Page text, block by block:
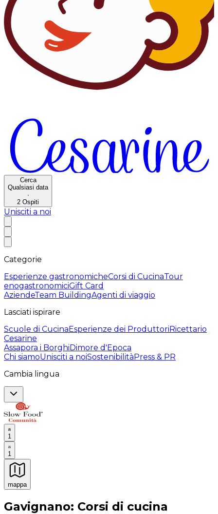
Cerca
Qualsiasi data
·
2 Ospiti
Unisciti a noi
Categorie
Esperienze gastronomicheCorsi di CucinaTour
enogastronomiciGift Card
AziendeTeam BuildingAgenti di viaggio
Lasciati ispirare
Scuole di CucinaEsperienze dei ProduttoriRicettario
Cesarine
Assapora i BorghiDimore d'Epoca
Chi siamoUnisciti a noiSostenibilitàPress & PR
Cambia lingua
1
1
mappa
Esperienze culinarie indimenticabili: Esperienze
Gavignano: Corsi di cucina